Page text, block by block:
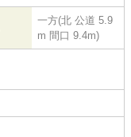
一方(北 公道 5.9
m 間口 9.4m)